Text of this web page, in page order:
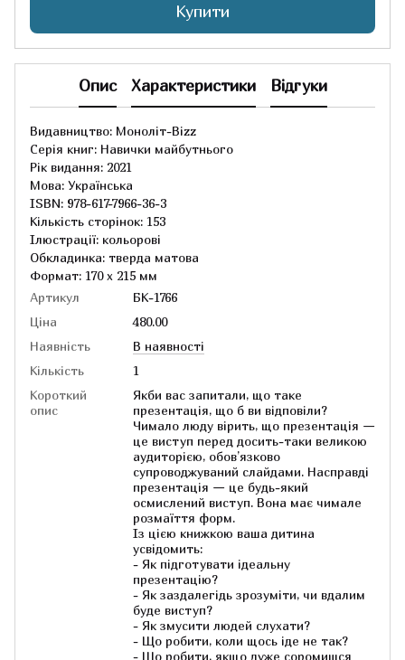
Купити
Опис Характеристики Відгуки
Видавництво: Моноліт-Bizz
Серія книг: Навички майбутнього
Рік видання: 2021
Мова: Українська
ISBN: 978-617-7966-36-3
Кількість сторінок: 153
Ілюстрації: кольорові
Обкладинка: тверда матова
Формат: 170 x 215 мм
Артикул
БК-1766
Ціна
480.00
Наявність
В наявності
Кількість
1
Короткий
опис
Якби вас запитали, що таке
презентація, що б ви відповіли?
Чимало люду вірить, що презентація —
це виступ перед досить-таки великою
аудиторією, обов’язково
супроводжуваний слайдами. Насправді
презентація — це будь-який
осмислений виступ. Вона має чимале
розмаїття форм.
Із цією книжкою ваша дитина
усвідомить:
- Як підготувати ідеальну
презентацію?
- Як заздалегідь зрозуміти, чи вдалим
буде виступ?
- Як змусити людей слухати?
- Що робити, коли щось іде не так?
- Що робити, якщо дуже соромишся